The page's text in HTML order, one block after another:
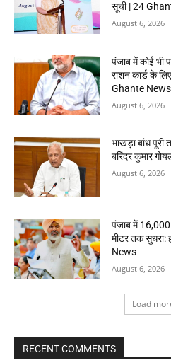
सूची | 24
August 6, 2026
पंजाब में कोई भी
राशन कार्ड के
Ghante News
August 6, 2026
भाखड़ा बांध पूरी
बरिंदर कुमार
August 6, 2026
पंजाब में 16,000
मीटर तक सुधरा:
News
August 6, 2026
Load
RECENT COMMENTS